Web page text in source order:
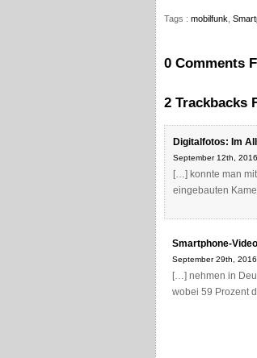
Tags : mobilfunk
0 Comments
2 Trackbacks
Digitalfotos: Im
September 12th,
[…] konnte man
eingebauten
Smartphone-
September 29th,
[…] nehmen in
wobei 59 Prozent